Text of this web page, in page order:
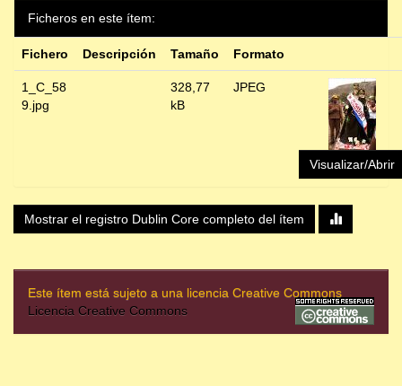
Ficheros en este ítem:
Fichero Descripción Tamaño Formato
1_C_58
9.jpg
328,77
kB
JPEG
Visualizar/Abrir
Mostrar el registro Dublin Core completo del ítem
Este ítem está sujeto a una licencia Creative Commons
Licencia Creative Commons